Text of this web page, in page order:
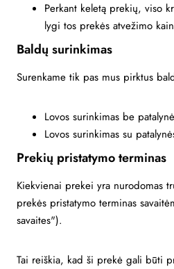
Perkant keletą prekių, viso
lygi tos prekės atvežimo
Baldų surinkimas
Surenkame tik pas mus pirktus
Lovos surinkimas be
Lovos surinkimas su
Prekių pristatymo terminas
Kiekvienai prekei yra nurodomas
prekės pristatymo terminas
savaites").
Tai reiškia, kad ši prekė gali būti